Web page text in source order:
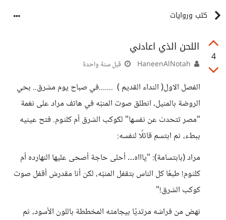
كتب وروايات
4
اللحن الذي اعادني
قبل سنة واحدة
الفصل الاول( النداء القديم ) .......في صباح يوم مشرق.. بحي
الروضة بالمنيل، انطلق صوت المنبّه في هاتف مراد على نغمة
"مصر تتحدث عن نفسها" لكوكب الشرق أم كلثوم. فتح عينيه
ببطء، ثم ابتسم قائلًا لنفسه:
مراد (بابتسامة): "ياااه… أحلى حاجة أصحى عليها النهارده أم
كلثوم! طبعًا كل الناس بتقفل المنبّه، لكن أنا مقدرش أقفل صوت
كوكب الشرق!"
نهض من فراشه مرتديًا بيجامته المخططة باللون الأسود، ثم